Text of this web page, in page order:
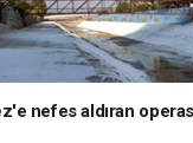
nefes aldıran